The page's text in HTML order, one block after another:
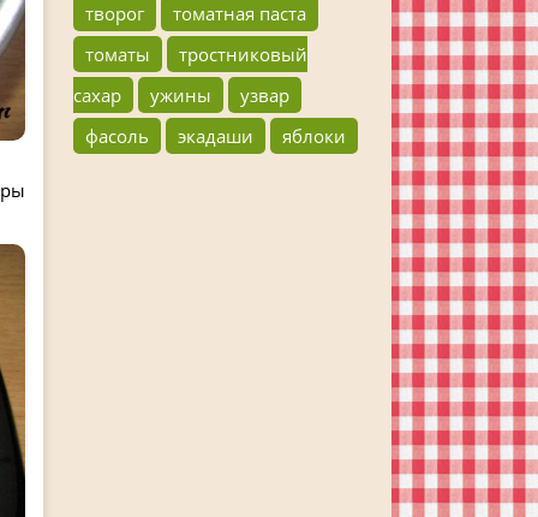
творог
томатная паста
томаты
тростниковый
сахар
ужины
узвар
фасоль
экадаши яблоки